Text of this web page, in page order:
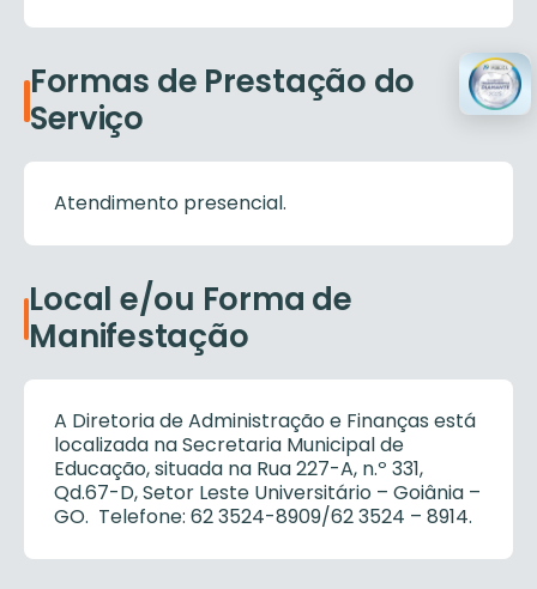
Formas de Prestação do
Serviço
Atendimento presencial.
Local e/ou Forma de
Manifestação
A Diretoria de Administração e Finanças está
localizada na Secretaria Municipal de
Educação, situada na Rua 227-A, n.º 331,
Qd.67-D, Setor Leste Universitário – Goiânia –
GO. Telefone: 62 3524-8909/62 3524 – 8914.